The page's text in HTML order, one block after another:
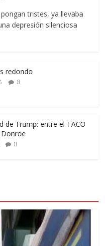
tristes, ya llevaba
depresión silenciosa
redondo
0
de Trump: entre el TACO
0